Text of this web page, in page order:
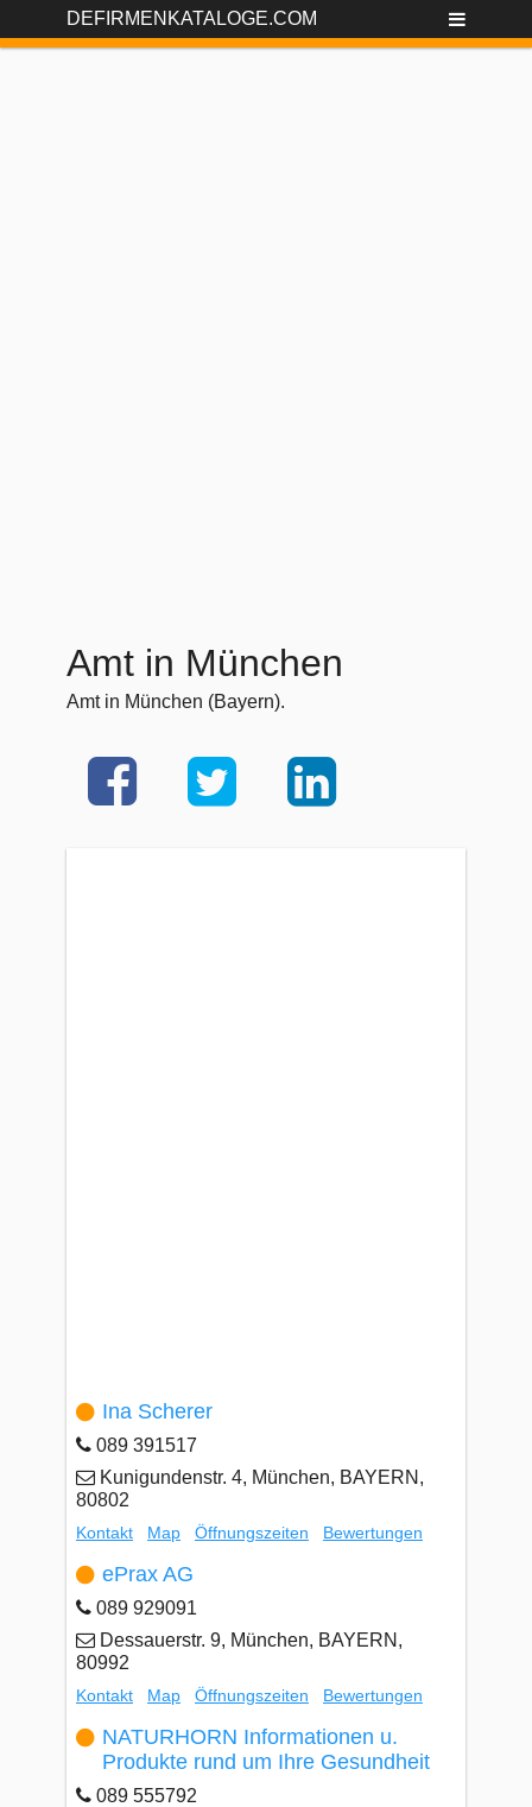
DEFIRMENKATALOGE.COM
Amt in München
Amt in München (Bayern).
Ina Scherer
089 391517
Kunigundenstr. 4, München, BAYERN,
80802
Kontakt Map Öffnungszeiten Bewertungen
ePrax AG
089 929091
Dessauerstr. 9, München, BAYERN,
80992
Kontakt Map Öffnungszeiten Bewertungen
NATURHORN Informationen u.
Produkte rund um Ihre Gesundheit
089 555792